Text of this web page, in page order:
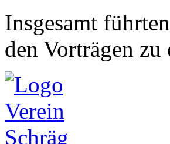
Insgesamt
den Vorträgen